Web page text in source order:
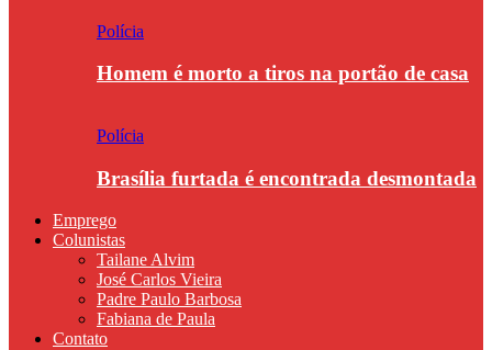
Polícia
Homem é morto a tiros na portão de casa
Polícia
Brasília furtada é encontrada desmontada
Emprego
Colunistas
Tailane Alvim
José Carlos Vieira
Padre Paulo Barbosa
Fabiana de Paula
Contato